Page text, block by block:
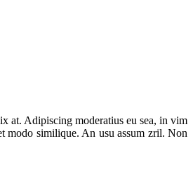
at. Adipiscing moderatius eu sea, in vim
modo similique. An usu assum zril. Non